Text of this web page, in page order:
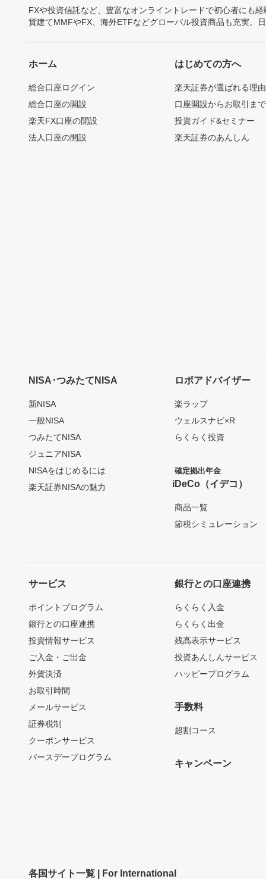
FXや投資信託など、豊富なオンライントレードで初心者にも
貨建てMMFやFX、海外ETFなどグローバル投資商品も充実。
ホーム
総合口座ログイン
総合口座の開設
楽天FX口座の開設
法人口座の開設
はじめての方へ
楽天証券が選ばれる理由
口座開設からお取引ま
投資ガイド&セミナー
楽天証券のあんしん
NISA･つみたてNISA
新NISA
一般NISA
つみたてNISA
ジュニアNISA
NISAをはじめるには
楽天証券NISAの魅力
ロボアドバイザー
楽ラップ
ウェルスナビ×R
らくらく投資
確定拠出年金
iDeCo（イデコ）
商品一覧
節税シミュレーション
サービス
ポイントプログラム
銀行との口座連携
投資情報サービス
ご入金・ご出金
外貨決済
お取引時間
メールサービス
証券税制
クーポンサービス
バースデープログラム
銀行との口座連携
らくらく入金
らくらく出金
残高表示サービス
投資あんしんサービス
ハッピープログラム
手数料
超割コース
キャンペーン
各国サイト一覧 | For International